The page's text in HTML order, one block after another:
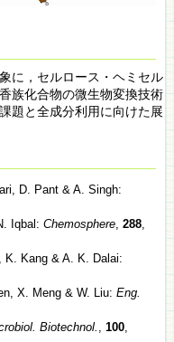
に，セルロース・ヘミセル
族化合物の微生物変換技術
題と全成分利用に向けた展
D. Pant & A. Singh:
Iqbal: Chemosphere, 288,
K. Kang & A. K. Dalai:
X. Meng & W. Liu: Eng.
Biotechnol. , 100,